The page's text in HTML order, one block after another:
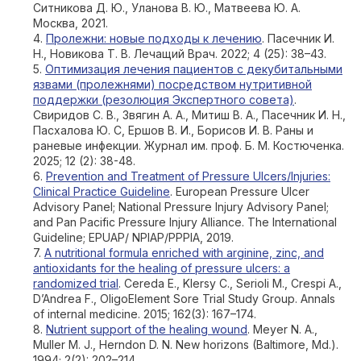
Ситникова Д. Ю., Уланова В. Ю., Матвеева Ю. А.
Москва, 2021.
4. Пролежни: новые подходы к лечению. Пасечник И.
Н., Новикова Т. В. Лечащий Врач. 2022; 4 (25): 38–43.
5. Оптимизация лечения пациентов с декубитальными
язвами (пролежнями) посредством нутритивной
поддержки (резолюция Экспертного совета).
Свиридов С. В., Звягин А. А., Митиш В. А., Пасечник И. Н.,
Пасхалова Ю. С, Ершов В. И., Борисов И. В. Раны и
раневые инфекции. Журнал им. проф. Б. М. Костюченка.
2025; 12 (2): 38-48.
6. Prevention and Treatment of Pressure Ulcers/Injuries:
Clinical Practice Guideline. European Pressure Ulcer
Advisory Panel; National Pressure Injury Advisory Panel;
and Pan Pacific Pressure Injury Alliance. The International
Guideline; EPUAP/ NPIAP/PPPIA, 2019.
7. A nutritional formula enriched with arginine, zinc, and
antioxidants for the healing of pressure ulcers: a
randomized trial. Cereda E., Klersy C., Serioli M., Crespi A.,
D’Andrea F., OligoElement Sore Trial Study Group. Annals
of internal medicine. 2015; 162(3): 167–174.
8. Nutrient support of the healing wound. Meyer N. A.,
Muller M. J., Herndon D. N. New horizons (Baltimore, Md.).